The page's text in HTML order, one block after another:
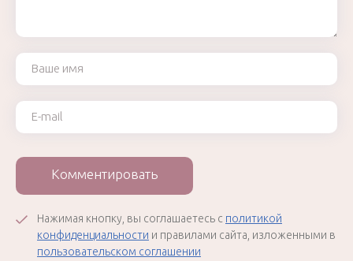
Ваше имя
Ваш e-mail
Комментировать
Нажимая кнопку, вы соглашаетесь с политикой
конфиденциальности и правилами сайта, изложенными в
пользовательском соглашении